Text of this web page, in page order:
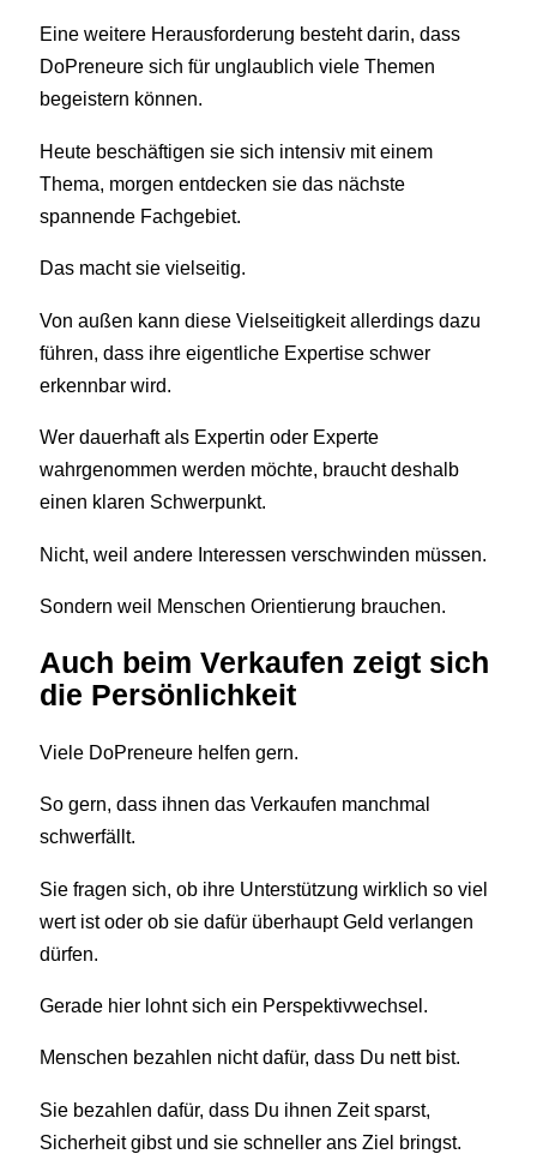
Eine weitere Herausforderung besteht darin, dass
DoPreneure sich für unglaublich viele Themen
begeistern können.
Heute beschäftigen sie sich intensiv mit einem
Thema, morgen entdecken sie das nächste
spannende Fachgebiet.
Das macht sie vielseitig.
Von außen kann diese Vielseitigkeit allerdings dazu
führen, dass ihre eigentliche Expertise schwer
erkennbar wird.
Wer dauerhaft als Expertin oder Experte
wahrgenommen werden möchte, braucht deshalb
einen klaren Schwerpunkt.
Nicht, weil andere Interessen verschwinden müssen.
Sondern weil Menschen Orientierung brauchen.
Auch beim Verkaufen zeigt sich
die Persönlichkeit
Viele DoPreneure helfen gern.
So gern, dass ihnen das Verkaufen manchmal
schwerfällt.
Sie fragen sich, ob ihre Unterstützung wirklich so viel
wert ist oder ob sie dafür überhaupt Geld verlangen
dürfen.
Gerade hier lohnt sich ein Perspektivwechsel.
Menschen bezahlen nicht dafür, dass Du nett bist.
Sie bezahlen dafür, dass Du ihnen Zeit sparst,
Sicherheit gibst und sie schneller ans Ziel bringst.